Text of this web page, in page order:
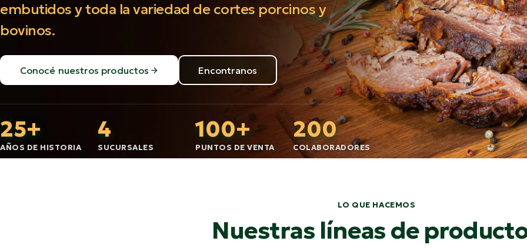
embutidos y toda la variedad de cortes porcinos y
bovinos.
Conocé nuestros productos Encontranos
25+
AÑOS DE HISTORIA
4
SUCURSALES
100+
PUNTOS DE VENTA
200
COLABORADORES
LO QUE HACEMOS
Nuestras líneas de